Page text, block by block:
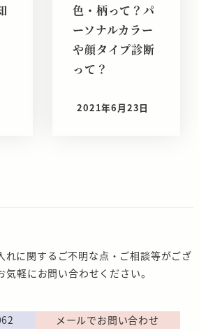
色・柄って？パ
ーソナルカラー
や顔タイプ診断
って？
投稿日
2021年6月23日
れに関するご不明な点・ご相談等がござ
気軽にお問い合わせください。
メールでお問い合わせ